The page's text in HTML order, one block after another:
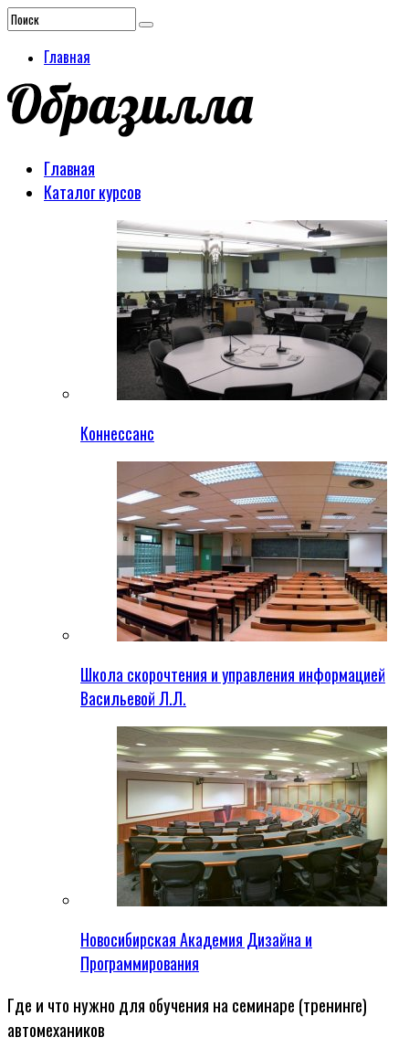
Главная
Главная
Каталог курсов
Коннессанс
Школа скорочтения и управления информацией
Васильевой Л.Л.
Новосибирская Академия Дизайна и
Программирования
Где и что нужно для обучения на семинаре (тренинге)
автомехаников